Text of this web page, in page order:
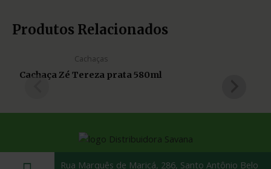
Produtos Relacionados
Cachaças
Cachaça Zé Tereza prata 580ml
Rua Marquês de Maricá, 286, Santo Antônio Belo